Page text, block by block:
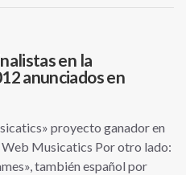
en la
anunciados en
proyecto ganador en
Musicatics Por otro lado:
también español por